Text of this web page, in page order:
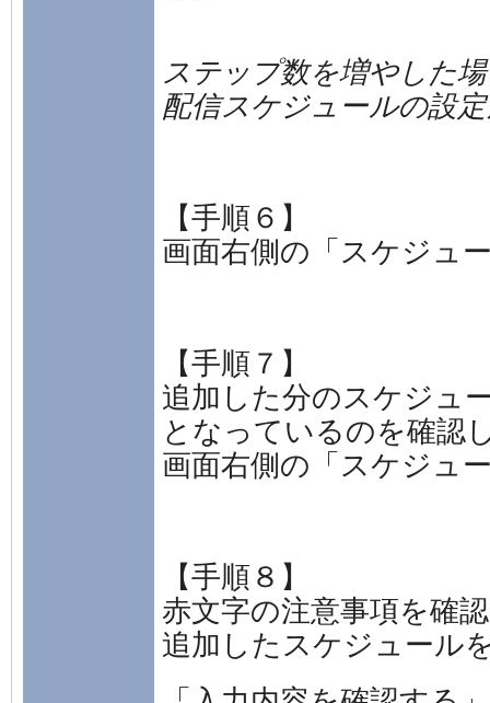
ステップ数を増やした
配信スケジュールの設
【手順６】
画面右側の「スケジュ
【手順７】
追加した分のスケジュ
となっているのを確認
画面右側の「スケジュ
【手順８】
赤文字の注意事項を確
追加したスケジュール